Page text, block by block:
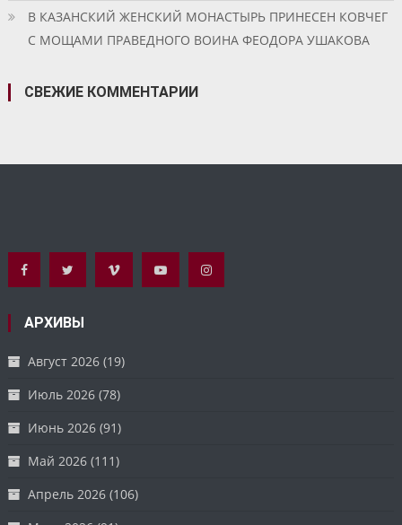
В КАЗАНСКИЙ ЖЕНСКИЙ МОНАСТЫРЬ ПРИНЕСЕН КОВЧЕГ
С МОЩАМИ ПРАВЕДНОГО ВОИНА ФЕОДОРА УШАКОВА
СВЕЖИЕ КОММЕНТАРИИ
АРХИВЫ
Август 2026 (19)
Июль 2026 (78)
Июнь 2026 (91)
Май 2026 (111)
Апрель 2026 (106)